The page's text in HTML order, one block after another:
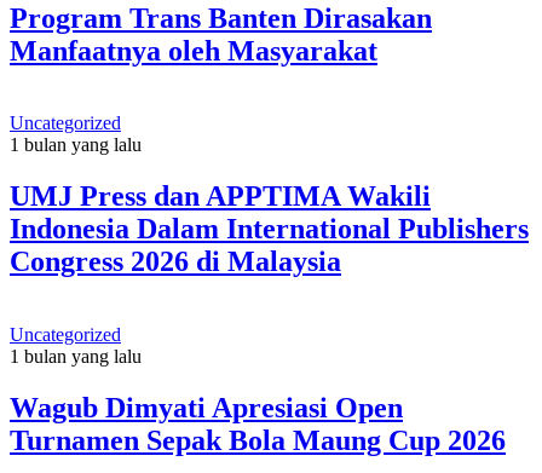
Program Trans Banten Dirasakan
Manfaatnya oleh Masyarakat
Uncategorized
1 bulan yang lalu
UMJ Press dan APPTIMA Wakili
Indonesia Dalam International Publishers
Congress 2026 di Malaysia
Uncategorized
1 bulan yang lalu
Wagub Dimyati Apresiasi Open
Turnamen Sepak Bola Maung Cup 2026